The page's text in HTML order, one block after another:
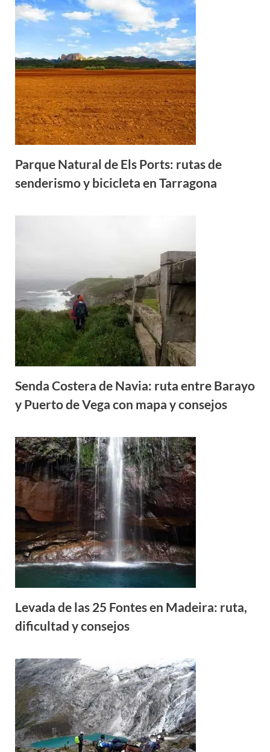
Parque Natural de Els Ports: rutas de
senderismo y bicicleta en Tarragona
Senda Costera de Navia: ruta entre Barayo
y Puerto de Vega con mapa y consejos
Levada de las 25 Fontes en Madeira: ruta,
dificultad y consejos